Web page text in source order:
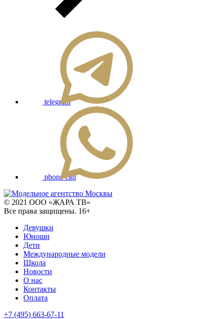
telegram
phone call
© 2021 ООО «ЖАРА ТВ»
Все права защищены. 16+
Девушки
Юноши
Дети
Международные модели
Школа
Новости
О нас
Контакты
Оплата
+7 (495) 663-67-11